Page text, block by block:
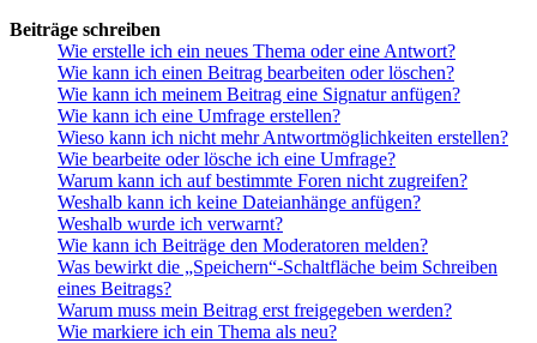
Beiträge schreiben
Wie erstelle ich ein neues Thema oder eine Antwort?
Wie kann ich einen Beitrag bearbeiten oder löschen?
Wie kann ich meinem Beitrag eine Signatur anfügen?
Wie kann ich eine Umfrage erstellen?
Wieso kann ich nicht mehr Antwortmöglichkeiten erstellen?
Wie bearbeite oder lösche ich eine Umfrage?
Warum kann ich auf bestimmte Foren nicht zugreifen?
Weshalb kann ich keine Dateianhänge anfügen?
Weshalb wurde ich verwarnt?
Wie kann ich Beiträge den Moderatoren melden?
Was bewirkt die „Speichern“-Schaltfläche beim Schreiben
eines Beitrags?
Warum muss mein Beitrag erst freigegeben werden?
Wie markiere ich ein Thema als neu?